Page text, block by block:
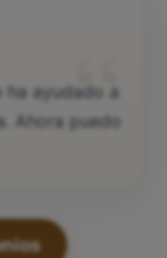
“
ha ayudado a
Ahora puedo